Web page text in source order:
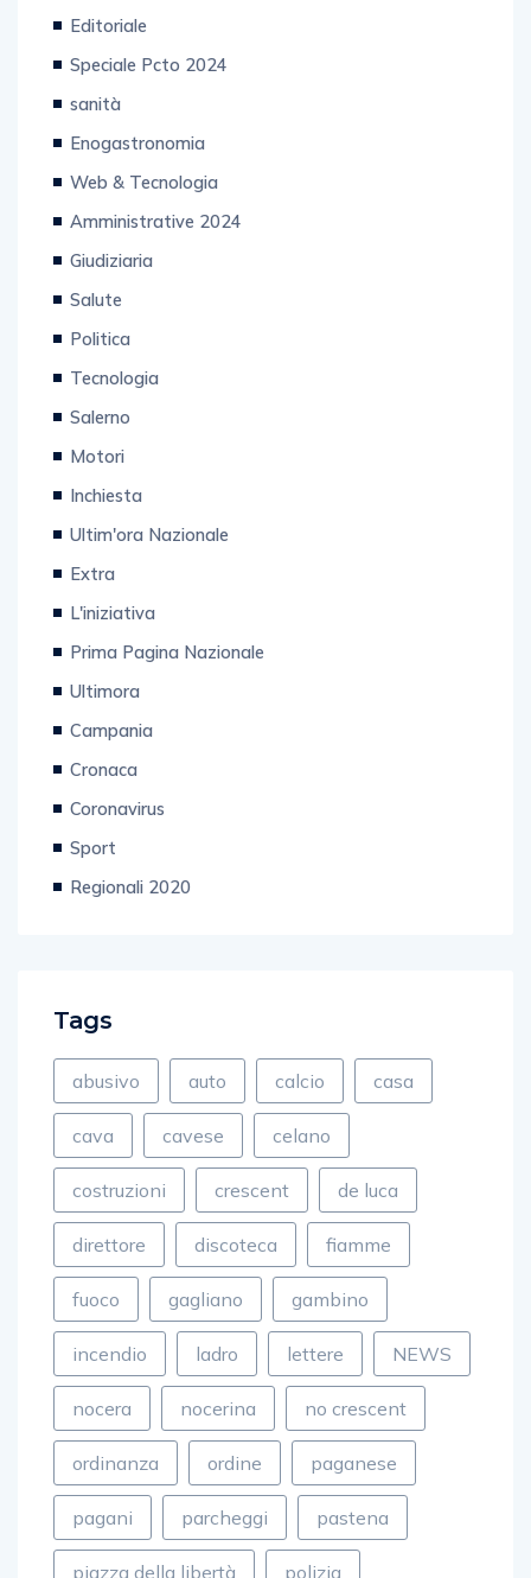
Editoriale
Speciale Pcto 2024
sanità
Enogastronomia
Web & Tecnologia
Amministrative 2024
Giudiziaria
Salute
Politica
Tecnologia
Salerno
Motori
Inchiesta
Ultim'ora Nazionale
Extra
L'iniziativa
Prima Pagina Nazionale
Ultimora
Campania
Cronaca
Coronavirus
Sport
Regionali 2020
Tags
abusivo auto calcio casa
cava cavese celano
costruzioni crescent de luca
direttore discoteca fiamme
fuoco gagliano gambino
incendio ladro lettere NEWS
nocera nocerina no crescent
ordinanza ordine paganese
pagani parcheggi pastena
piazza della libertà polizia